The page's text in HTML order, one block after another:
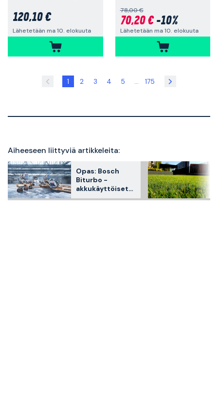
120,10 €
Lähetetään ma 10. elokuuta
78,00 €
70,20 €-10%
Lähetetään ma 10. elokuuta
1 2 3 4 5 ... 175
Aiheeseen liittyviä artikkeleita:
Opas: Bosch
Biturbo -
akkukäyttöiset
työkalut ja